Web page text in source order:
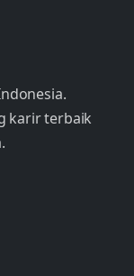
karir terbaik